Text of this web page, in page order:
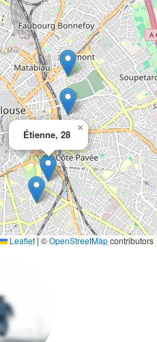
Étienne, 28
×
Leaflet |©OpenStreetMapcontributors